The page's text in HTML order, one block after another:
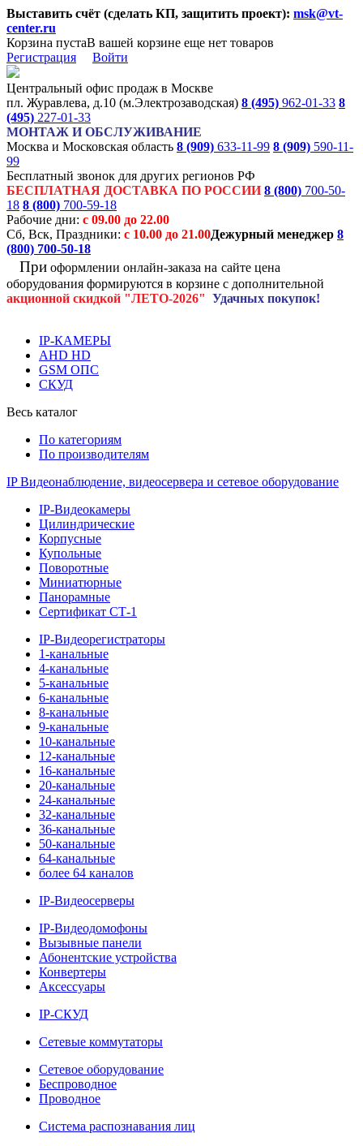
Выставить счёт (сделать КП, защитить проект): msk@vt-
center.ru
Корзина пустаВ вашей корзине еще нет товаров
Регистрация
Войти
Центральный офис продаж в Москве
пл. Журавлева, д.10 (м.Электрозаводская) 8 (495) 962-01-33 8
(495) 227-01-33
МОНТАЖ И ОБСЛУЖИВАНИЕ
Москва и Московская область 8 (909) 633-11-99 8 (909) 590-11-
99
Бесплатный звонок для других регионов РФ
БЕСПЛАТНАЯ ДОСТАВКА ПО РОССИИ 8 (800) 700-50-
18 8 (800) 700-59-18
Рабочие дни: с 09.00 до 22.00
Сб, Вск, Праздники: с 10.00 до 21.00Дежурный менеджер 8
(800) 700-50-18
При оформлении онлайн-заказа на сайте цена
оборудования формируются в корзине с дополнительной
акционной скидкой "ЛЕТО-2026" Удачных покупок!
IP-КАМЕРЫ
AHD HD
GSM ОПС
СКУД
Весь каталог
По категориям
По производителям
IP Видеонаблюдение, видеосервера и сетевое оборудование
IP-Видеокамеры
Цилиндрические
Корпусные
Купольные
Поворотные
Миниатюрные
Панорамные
Сертификат СТ-1
IP-Видеорегистраторы
1-канальные
4-канальные
5-канальные
6-канальные
8-канальные
9-канальные
10-канальные
12-канальные
16-канальные
20-канальные
24-канальные
32-канальные
36-канальные
50-канальные
64-канальные
более 64 каналов
IP-Видеосерверы
IP-Видеодомофоны
Вызывные панели
Абонентские устройства
Конвертеры
Аксессуары
IP-СКУД
Сетевые коммутаторы
Сетевое оборудование
Беспроводное
Проводное
Система распознавания лиц